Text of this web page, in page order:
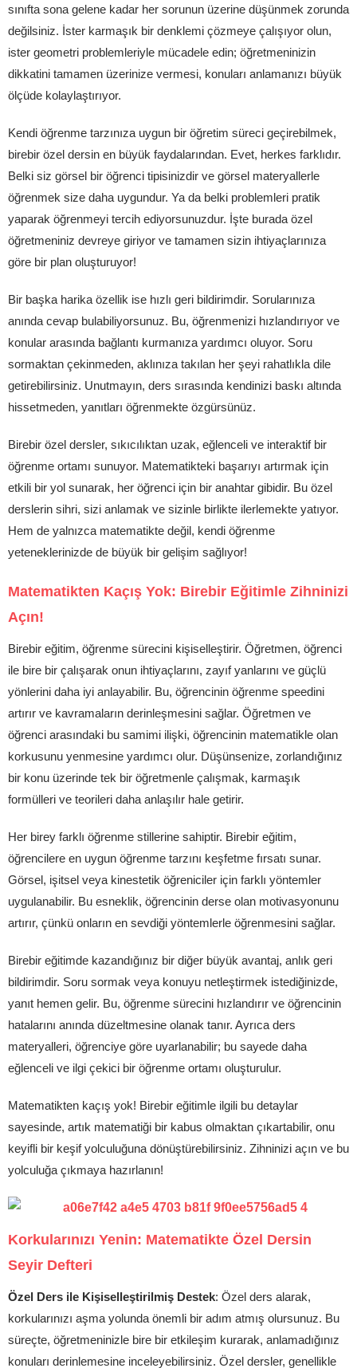
sınıfta sona gelene kadar her sorunun üzerine düşünmek zorunda
değilsiniz. İster karmaşık bir denklemi çözmeye çalışıyor olun,
ister geometri problemleriyle mücadele edin; öğretmeninizin
dikkatini tamamen üzerinize vermesi, konuları anlamanızı büyük
ölçüde kolaylaştırıyor.
Kendi öğrenme tarzınıza uygun bir öğretim süreci geçirebilmek,
birebir özel dersin en büyük faydalarından. Evet, herkes farklıdır.
Belki siz görsel bir öğrenci tipisinizdir ve görsel materyallerle
öğrenmek size daha uygundur. Ya da belki problemleri pratik
yaparak öğrenmeyi tercih ediyorsunuzdur. İşte burada özel
öğretmeniniz devreye giriyor ve tamamen sizin ihtiyaçlarınıza
göre bir plan oluşturuyor!
Bir başka harika özellik ise hızlı geri bildirimdir. Sorularınıza
anında cevap bulabiliyorsunuz. Bu, öğrenmenizi hızlandırıyor ve
konular arasında bağlantı kurmanıza yardımcı oluyor. Soru
sormaktan çekinmeden, aklınıza takılan her şeyi rahatlıkla dile
getirebilirsiniz. Unutmayın, ders sırasında kendinizi baskı altında
hissetmeden, yanıtları öğrenmekte özgürsünüz.
Birebir özel dersler, sıkıcılıktan uzak, eğlenceli ve interaktif bir
öğrenme ortamı sunuyor. Matematikteki başarıyı artırmak için
etkili bir yol sunarak, her öğrenci için bir anahtar gibidir. Bu özel
derslerin sihri, sizi anlamak ve sizinle birlikte ilerlemekte yatıyor.
Hem de yalnızca matematikte değil, kendi öğrenme
yeteneklerinizde de büyük bir gelişim sağlıyor!
Matematikten Kaçış Yok: Birebir Eğitimle Zihninizi
Açın!
Birebir eğitim, öğrenme sürecini kişiselleştirir. Öğretmen, öğrenci
ile bire bir çalışarak onun ihtiyaçlarını, zayıf yanlarını ve güçlü
yönlerini daha iyi anlayabilir. Bu, öğrencinin öğrenme speedini
artırır ve kavramaların derinleşmesini sağlar. Öğretmen ve
öğrenci arasındaki bu samimi ilişki, öğrencinin matematikle olan
korkusunu yenmesine yardımcı olur. Düşünsenize, zorlandığınız
bir konu üzerinde tek bir öğretmenle çalışmak, karmaşık
formülleri ve teorileri daha anlaşılır hale getirir.
Her birey farklı öğrenme stillerine sahiptir. Birebir eğitim,
öğrencilere en uygun öğrenme tarzını keşfetme fırsatı sunar.
Görsel, işitsel veya kinestetik öğreniciler için farklı yöntemler
uygulanabilir. Bu esneklik, öğrencinin derse olan motivasyonunu
artırır, çünkü onların en sevdiği yöntemlerle öğrenmesini sağlar.
Birebir eğitimde kazandığınız bir diğer büyük avantaj, anlık geri
bildirimdir. Soru sormak veya konuyu netleştirmek istediğinizde,
yanıt hemen gelir. Bu, öğrenme sürecini hızlandırır ve öğrencinin
hatalarını anında düzeltmesine olanak tanır. Ayrıca ders
materyalleri, öğrenciye göre uyarlanabilir; bu sayede daha
eğlenceli ve ilgi çekici bir öğrenme ortamı oluşturulur.
Matematikten kaçış yok! Birebir eğitimle ilgili bu detaylar
sayesinde, artık matematiği bir kabus olmaktan çıkartabilir, onu
keyifli bir keşif yolculuğuna dönüştürebilirsiniz. Zihninizi açın ve bu
yolculuğa çıkmaya hazırlanın!
Korkularınızı Yenin: Matematikte Özel Dersin
Seyir Defteri
Özel Ders ile Kişiselleştirilmiş Destek: Özel ders alarak,
korkularınızı aşma yolunda önemli bir adım atmış olursunuz. Bu
süreçte, öğretmeninizle bire bir etkileşim kurarak, anlamadığınız
konuları derinlemesine inceleyebilirsiniz. Özel dersler, genellikle